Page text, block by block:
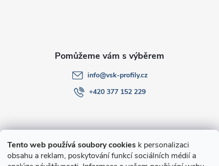
Tento web používá soubory cookies k personalizaci
obsahu a reklam, poskytování funkcí sociálních médií a
O nákupu
info@vsk-profily.cz
+420 377 152 229